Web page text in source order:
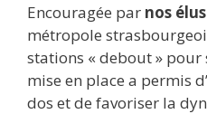
Encouragée par nos élus
métropole
stations « debout » pour
mise en place a permis
dos et de favoriser la